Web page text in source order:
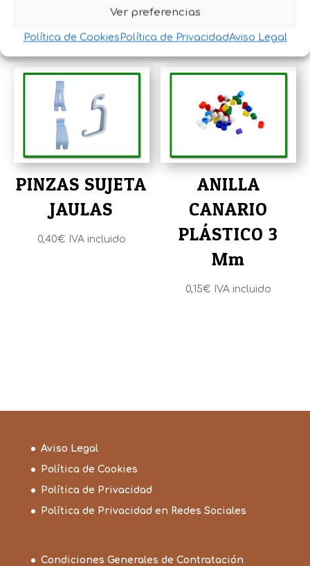
Ver preferencias
Política de Cookies Política de PrivacidadAviso Legal
1.382,25€ Rango
precios:
desde
785,45€
PINZAS SUJETA
JAULAS
0,40€ IVA incluido
ANILLA
CANARIO
PLÁSTICO 3
Mm
0,15€ IVA incluido
Aviso Legal
Política de Cookies
Política de Privacidad
Política de Privacidad en Redes Sociales
Condiciones Generales de Contratación